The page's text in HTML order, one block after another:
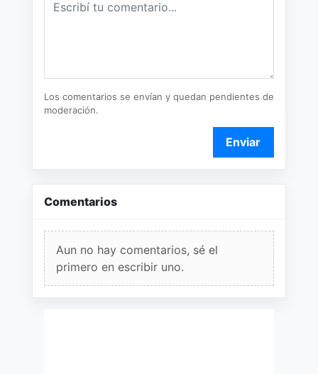
Los comentarios se envían y quedan pendientes de
moderación.
Enviar
Comentarios
Aun no hay comentarios, sé el
primero en escribir uno.